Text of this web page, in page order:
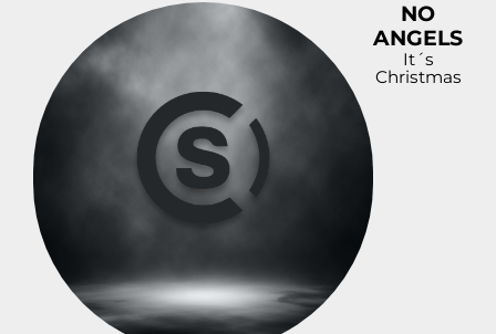
NO
ANGELS
It´s
Christmas